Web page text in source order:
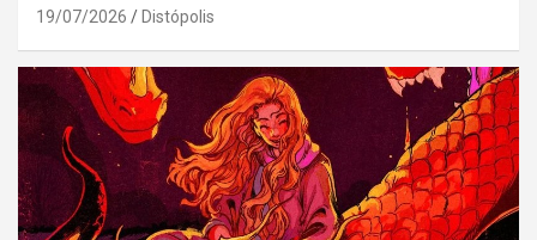
19/07/2026 Distópolis